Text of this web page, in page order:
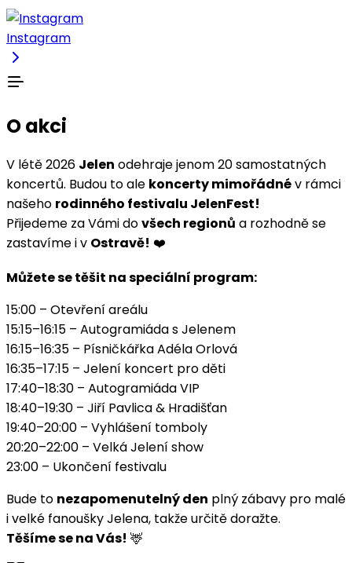
Instagram
O akci
V létě 2026 Jelen odehraje jenom 20 samostatných
koncertů. Budou to ale koncerty mimořádnév rámci
našeho rodinného festivalu JelenFest!
Přijedeme za Vámi dovšech regionů a rozhodně se
zastavíme i v Ostravě! ❤️
Můžete se těšit na speciální program:
15:00 – Otevření areálu
15:15–16:15 – Autogramiáda s Jelenem
16:15–16:35 – Písničkářka Adéla Orlová
16:35–17:15 – Jelení koncert pro děti
17:40–18:30 – Autogramiáda VIP
18:40–19:30 – Jiří Pavlica & Hradišťan
19:40–20:00 – Vyhlášení tomboly
20:20–22:00 – Velká Jelení show
23:00 – Ukončení festivalu
Bude to nezapomenutelný den plný zábavy pro malé
i velké fanoušky Jelena, takže určitě doražte.
Těšíme se na Vás! 🦌